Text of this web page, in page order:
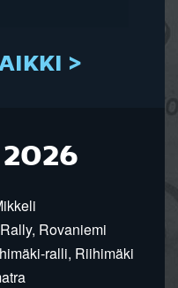
>
2026
Rovaniemi
ralli, Riihimäki